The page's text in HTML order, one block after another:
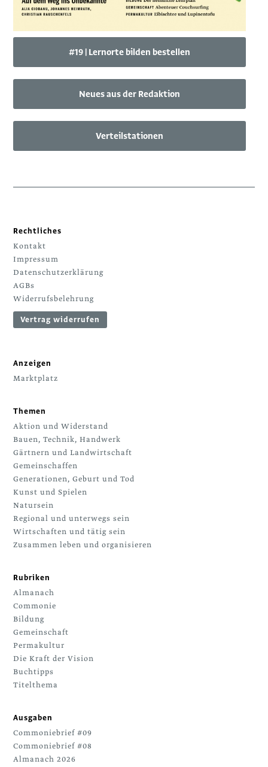
#19 | Lernorte bilden bestellen
Neues aus der Redaktion
Verteilstationen
Rechtliches
Kontakt
Impressum
Datenschutzerklärung
AGBs
Widerrufsbelehrung
Vertrag widerrufen
Anzeigen
Marktplatz
Themen
Aktion und Widerstand
Bauen, Technik, Handwerk
Gärtnern und Landwirtschaft
Gemeinschaffen
Generationen, Geburt und Tod
Kunst und Spielen
Natursein
Regional und unterwegs sein
Wirtschaften und tätig sein
Zusammen leben und organisieren
Rubriken
Almanach
Commonie
Bildung
Gemeinschaft
Permakultur
Die Kraft der Vision
Buchtipps
Titelthema
Ausgaben
Commoniebrief #09
Commoniebrief #08
Almanach 2026